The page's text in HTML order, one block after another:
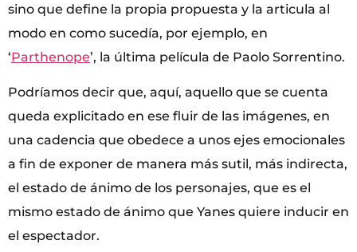
sino que define la propia propuesta y la articula al
modo en como sucedía, por ejemplo, en
‘Parthenope’, la última película de Paolo Sorrentino.
Podríamos decir que, aquí, aquello que se cuenta
queda explicitado en ese fluir de las imágenes, en
una cadencia que obedece a unos ejes emocionales
a fin de exponer de manera más sutil, más indirecta,
el estado de ánimo de los personajes, que es el
mismo estado de ánimo que Yanes quiere inducir en
el espectador.